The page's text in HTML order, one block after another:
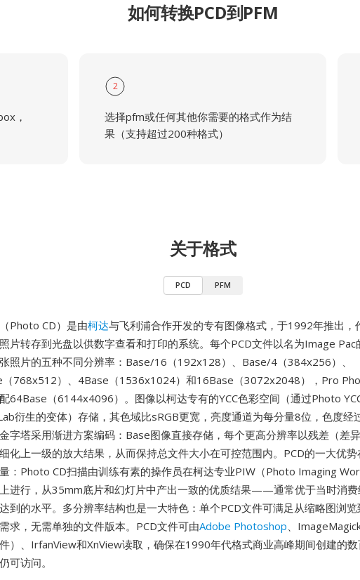
如何转换PCD到PFM
，
2
选择pfm或任何其他你需要的格式作为结
果（支持超过200种格式）
关于格式
PCD PFM
Photo CD）是由柯达与飞利浦合作开发的专有图像格式，于1992年推出，
片转存到光盘以供数字查看和打印的系统。每个PCD文件以名为Image Pac
照片的五种不同分辨率：Base/16（192x128）、Base/4（384x256）、
（768x512）、4Base（1536x1024）和16Base（3072x2048），Pro
64Base（6144x4096）。图像以柯达专有的YCC色彩空间（通过Photo
衍生的变体）存储，其色域比sRGB更宽，亮度通道为每分量8位，色度经
字塔采用渐进方案编码：Base图像直接存储，每个更高分辨率以残差（差
化上一级的放大结果，从而保持总文件大小在可控范围内。PCD的一大优
：Photo CD扫描由训练有素的操作员在柯达专业PIW（Photo Imaging
进行，从35mm底片和幻灯片中产出一致的优质结果——通常优于当时消费
到的水平。多分辨率结构也是一大特色：单个PCD文件可满足从缩略图浏
求，无需单独的文件版本。PCD文件可由Adobe Photoshop、
）、IrfanView和XnView读取，确保在1990年代格式商业高峰期间创建的
可访问。